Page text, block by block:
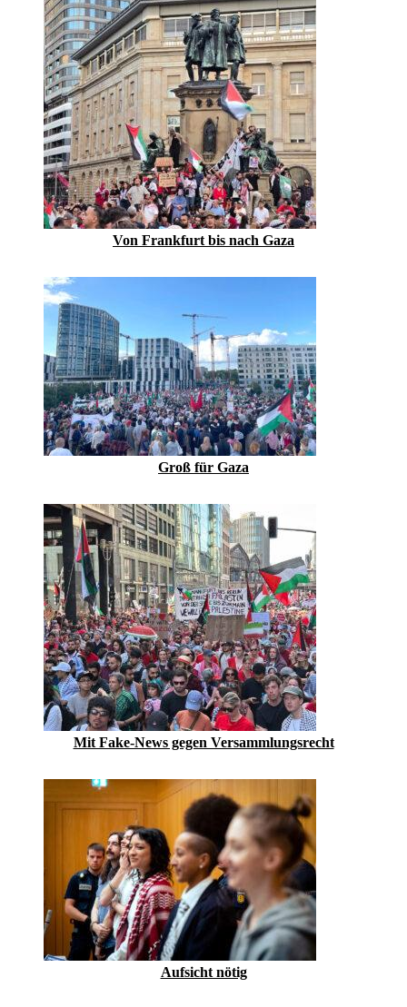
Von Frankfurt bis nach Gaza
Groß für Gaza
Mit Fake-News gegen Versammlungsrecht
Aufsicht nötig